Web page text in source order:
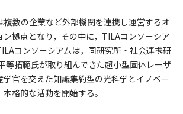
複数の企業など外部機関を連携し運営するオ
ン拠点となり，その中に，TILAコンソーシア
コンソーシアムは，同研究所・社会連携研
等拓範氏が取り組んできた超小型固体レーザ
学官を交えた知識集約型の光科学とイノベー
格的な活動を開始する。